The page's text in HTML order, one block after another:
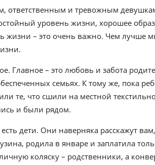
ответственным и тревожным
уровень жизни, хорошее
жизни – это очень важно. Чем лучше
Главное – это любовь и забота
семьях. К тому же, пока
те, что сшили на местной
и были рядом.
дети. Они наверняка расскажут
родила в январе и заплатила
коляску – родственники, а